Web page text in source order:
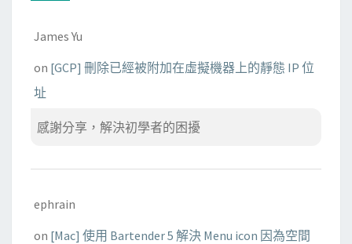
James Yu
on [GCP] 刪除已經被附加在虛擬機器上的靜態 IP 位
址
感謝分享，解決初學者的困擾
ephrain
on [Mac] 使用 Bartender 5 解決 Menu icon 因為空間